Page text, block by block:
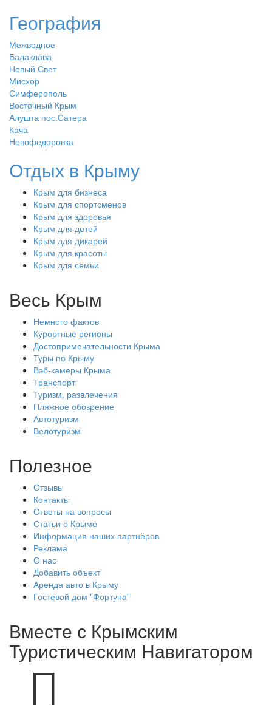
География
Межводное
Балаклава
Новый Свет
Мисхор
Симферополь
Восточный Крым
Алушта пос.Сатера
Кача
Новофедоровка
Отдых в Крыму
Крым для бизнеса
Крым для спортсменов
Крым для здоровья
Крым для детей
Крым для дикарей
Крым для красоты
Крым для семьи
Весь Крым
Немного фактов
Курортные регионы
Достопримечательности Крыма
Туры по Крыму
Вэб-камеры Крыма
Транспорт
Туризм, развлечения
Пляжное обозрение
Автотуризм
Велотуризм
Полезное
Отзывы
Контакты
Ответы на вопросы
Статьи о Крыме
Информация наших партнёров
Реклама
О нас
Добавить объект
Аренда авто в Крыму
Гостевой дом "Фортуна"
Вместе с Крымским
Туристическим Навигатором